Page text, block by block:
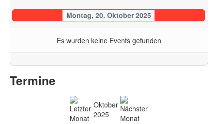
Montag, 20. Oktober 2025
Es wurden keine Events gefunden
Termine
Oktober
2025